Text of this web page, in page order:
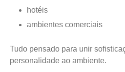
hotéis
ambientes comerciais
Tudo pensado para unir
personalidade ao ambiente.